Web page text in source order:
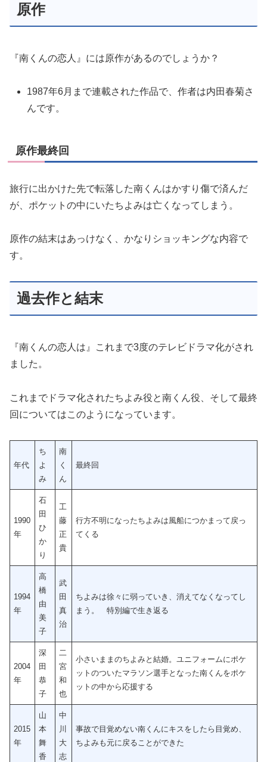
原作
『南くんの恋人』には原作があるのでしょうか？
1987年6月まで連載された作品で、作者は内田春菊さ
んです。
原作最終回
旅行に出かけた先で転落した南くんはかすり傷で済んだ
が、ポケットの中にいたちよみは亡くなってしまう。
原作の結末はあっけなく、かなりショッキングな内容で
す。
過去作と結末
『南くんの恋人は』これまで3度のテレビドラマ化がされ
ました。
これまでドラマ化されたちよみ役と南くん役、そして最終
回についてはこのようになっています。
年代
ち
よ
み
南
く
ん
最終回
1990
年
石
田
ひ
か
り
工
藤
正
貴
行方不明になったちよみは風船につかまって戻っ
てくる
1994
年
高
橋
由
美
子
武
田
真
治
ちよみは徐々に弱っていき、消えてなくなってし
まう。 特別編で生き返る
2004
年
深
田
恭
子
二
宮
和
也
小さいままのちよみと結婚。ユニフォームにポケ
ットのついたマラソン選手となった南くんをポケ
ットの中から応援する
2015
年
山
本
舞
香
中
川
大
志
事故で目覚めない南くんにキスをしたら目覚め、
ちよみも元に戻ることができた